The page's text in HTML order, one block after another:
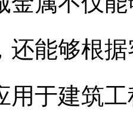
还能够根
用于建筑